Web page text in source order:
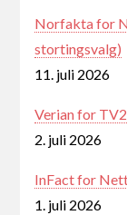
Norfakta for
stortingsvalg)
11. juli 2026
Verian for
2. juli 2026
InFact for
1. juli 2026